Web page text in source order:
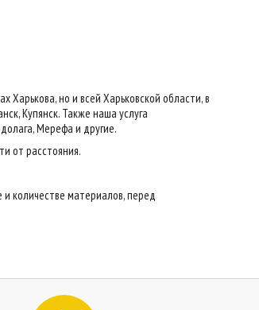
но и всей Харьковской области, в
Купянск. Также наша услуга
Мерефа и другие.
от расстояния.
количестве материалов, перед